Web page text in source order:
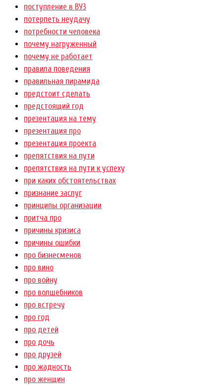
поступление в ВУЗ
потерпеть неудачу
потребности человека
почему нагруженный
почему не работает
правила поведения
правильная пирамида
предстоит сделать
предстоящий год
презентация на тему
презентация про
презентация проекта
препятствия на пути
препятствия на пути к успеху
при каких обстоятельствах
признание заслуг
принципы организации
притча про
причины кризиса
причины ошибки
про бизнесменов
про вино
про войну
про волшебников
про встречу
про год
про детей
про дочь
про друзей
про жадность
про женщин